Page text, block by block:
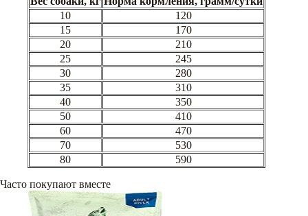
10
120
15
170
20
210
25
245
30
280
35
310
40
350
50
410
60
470
70
530
80
590
Часто покупают вместе